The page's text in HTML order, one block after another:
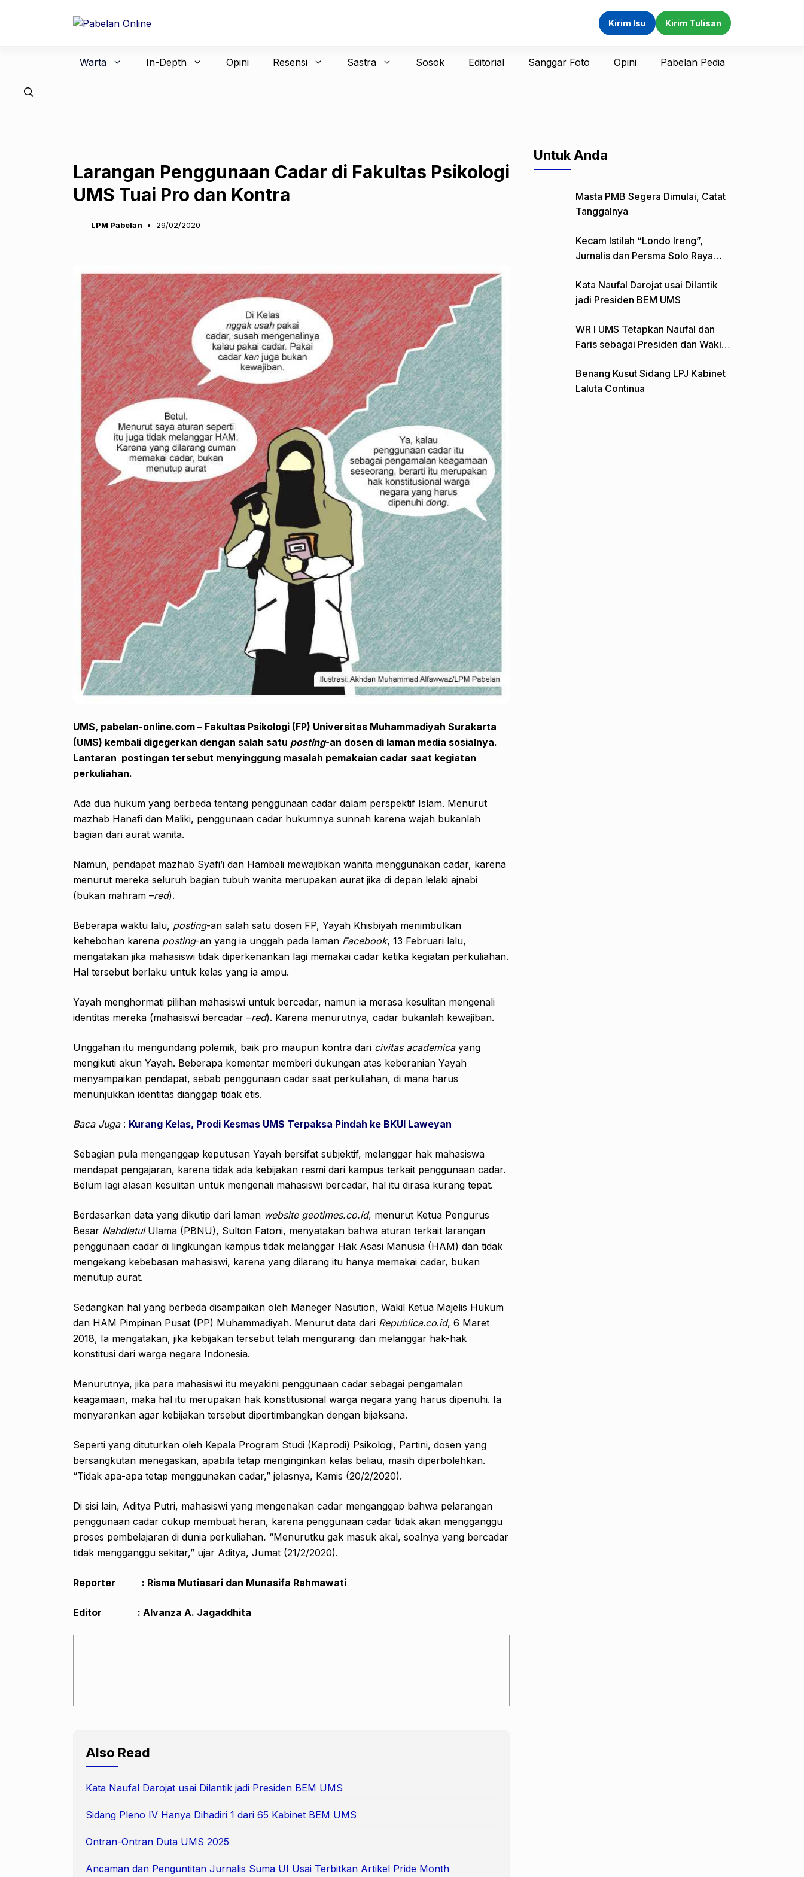
Kirim Isu Kirim Tulisan
Warta In-Depth Opini Resensi Sastra Sosok Editorial Sanggar Foto Opini Pabelan Pedia
Larangan Penggunaan Cadar di Fakultas Psikologi
UMS Tuai Pro dan Kontra
LPM Pabelan 29/02/2020
UMS, pabelan-online.com – Fakultas Psikologi (FP) Universitas Muhammadiyah Surakarta
(UMS) kembali digegerkan dengan salah satu posting-an dosen di laman media sosialnya.
Lantaran postingan tersebut menyinggung masalah pemakaian cadar saat kegiatan
perkuliahan.
Ada dua hukum yang berbeda tentang penggunaan cadar dalam perspektif Islam. Menurut
mazhab Hanafi dan Maliki, penggunaan cadar hukumnya sunnah karena wajah bukanlah
bagian dari aurat wanita.
Namun, pendapat mazhab Syafi’i dan Hambali mewajibkan wanita menggunakan cadar, karena
menurut mereka seluruh bagian tubuh wanita merupakan aurat jika di depan lelaki ajnabi
(bukan mahram –red).
Beberapa waktu lalu, posting-an salah satu dosen FP, Yayah Khisbiyah menimbulkan
kehebohan karena posting-an yang ia unggah pada laman Facebook, 13 Februari lalu,
mengatakan jika mahasiswi tidak diperkenankan lagi memakai cadar ketika kegiatan perkuliahan.
Hal tersebut berlaku untuk kelas yang ia ampu.
Yayah menghormati pilihan mahasiswi untuk bercadar, namun ia merasa kesulitan mengenali
identitas mereka (mahasiswi bercadar –red). Karena menurutnya, cadar bukanlah kewajiban.
Unggahan itu mengundang polemik, baik pro maupun kontra dari civitas academicayang
mengikuti akun Yayah. Beberapa komentar memberi dukungan atas keberanian Yayah
menyampaikan pendapat, sebab penggunaan cadar saat perkuliahan, di mana harus
menunjukkan identitas dianggap tidak etis.
Baca Juga : Kurang Kelas, Prodi Kesmas UMS Terpaksa Pindah ke BKUI Laweyan
Sebagian pula menganggap keputusan Yayah bersifat subjektif, melanggar hak mahasiswa
mendapat pengajaran, karena tidak ada kebijakan resmi dari kampus terkait penggunaan cadar.
Belum lagi alasan kesulitan untuk mengenali mahasiswi bercadar, hal itu dirasa kurang tepat.
Berdasarkan data yang dikutip dari laman website geotimes.co.id, menurut Ketua Pengurus
Besar NahdlatulUlama (PBNU), Sulton Fatoni, menyatakan bahwa aturan terkait larangan
penggunaan cadar di lingkungan kampus tidak melanggar Hak Asasi Manusia (HAM) dan tidak
mengekang kebebasan mahasiswi, karena yang dilarang itu hanya memakai cadar, bukan
menutup aurat.
Sedangkan hal yang berbeda disampaikan oleh Maneger Nasution, Wakil Ketua Majelis Hukum
dan HAM Pimpinan Pusat (PP) Muhammadiyah. Menurut data dari Republica.co.id, 6 Maret
2018, Ia mengatakan, jika kebijakan tersebut telah mengurangi dan melanggar hak-hak
konstitusi dari warga negara Indonesia.
Menurutnya, jika para mahasiswi itu meyakini penggunaan cadar sebagai pengamalan
keagamaan, maka hal itu merupakan hak konstitusional warga negara yang harus dipenuhi. Ia
menyarankan agar kebijakan tersebut dipertimbangkan dengan bijaksana.
Seperti yang dituturkan oleh Kepala Program Studi (Kaprodi) Psikologi, Partini, dosen yang
bersangkutan menegaskan, apabila tetap menginginkan kelas beliau, masih diperbolehkan.
“Tidak apa-apa tetap menggunakan cadar,” jelasnya, Kamis (20/2/2020).
Di sisi lain, Aditya Putri, mahasiswi yang mengenakan cadar menganggap bahwa pelarangan
penggunaan cadar cukup membuat heran, karena penggunaan cadar tidak akan mengganggu
proses pembelajaran di dunia perkuliahan. “Menurutku gak masuk akal, soalnya yang bercadar
tidak mengganggu sekitar,” ujar Aditya, Jumat (21/2/2020).
Reporter : Risma Mutiasari dan Munasifa Rahmawati
Editor : Alvanza A. Jagaddhita
Also Read
Kata Naufal Darojat usai Dilantik jadi Presiden BEM UMS
Sidang Pleno IV Hanya Dihadiri 1 dari 65 Kabinet BEM UMS
Ontran-Ontran Duta UMS 2025
Ancaman dan Penguntitan Jurnalis Suma UI Usai Terbitkan Artikel Pride Month
Untuk Anda
Masta PMB Segera Dimulai, Catat
Tanggalnya
Kecam Istilah “Londo Ireng”,
Jurnalis dan Persma Solo Raya
Kata Naufal Darojat usai Dilantik
jadi Presiden BEM UMS
WR I UMS Tetapkan Naufal dan
Faris sebagai Presiden dan Wakil
Benang Kusut Sidang LPJ Kabinet
Laluta Continua